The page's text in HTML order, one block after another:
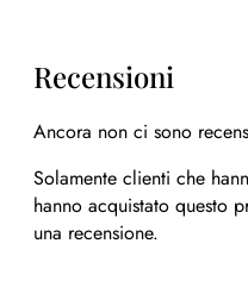
Recensioni
Ancora non ci sono
Solamente clienti che
hanno acquistato questo
una recensione.